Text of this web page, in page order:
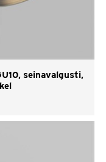
seinavalgusti,